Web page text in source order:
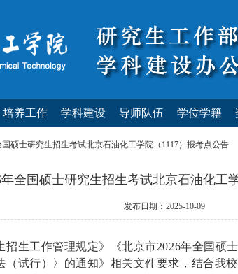
培养工作 学科建设 导师队伍 学位学籍
国硕士研究生招生考试北京石油化工学院（1117）报考点公告
年全国硕士研究生招生考试北京石油化工
发布日期：2025-10-09
招生工作管理规定》《北京市2026年全国硕
试行）〉的通知》相关文件要求，结合我